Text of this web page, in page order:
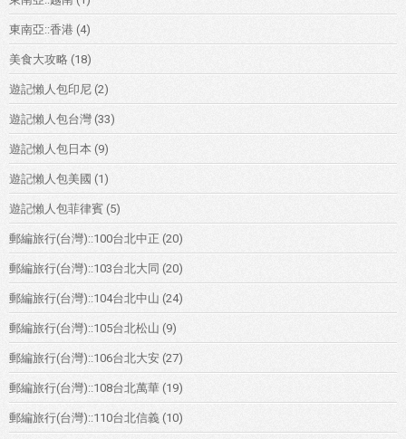
東南亞::香港 (4)
美食大攻略 (18)
遊記懶人包印尼 (2)
遊記懶人包台灣 (33)
遊記懶人包日本 (9)
遊記懶人包美國 (1)
遊記懶人包菲律賓 (5)
郵編旅行(台灣)::100台北中正 (20)
郵編旅行(台灣)::103台北大同 (20)
郵編旅行(台灣)::104台北中山 (24)
郵編旅行(台灣)::105台北松山 (9)
郵編旅行(台灣)::106台北大安 (27)
郵編旅行(台灣)::108台北萬華 (19)
郵編旅行(台灣)::110台北信義 (10)